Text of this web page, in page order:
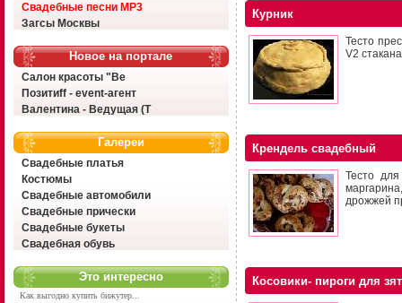
Свадебные песни MP3
Загсы Москвы
Новое на портале
Салон красоты "Ве
Позитиff - event-агент
Валентина - Ведущая (Т
Галереи
Свадебные платья
Костюмы
Свадебные автомобили
Свадебные прически
Свадебные букеты
Свадебная обувь
Это интересно
Как выгодно купить бижутер...
Курник
Тесто
V2
Крендель свадебный
Тесто
дрожжей
Косовики- пироги для